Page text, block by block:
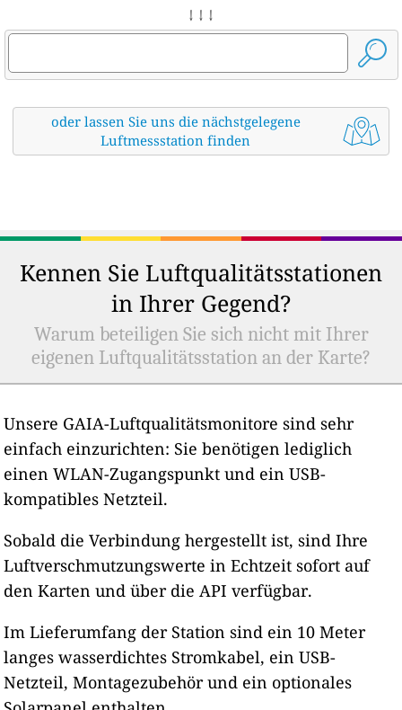
↓ ↓ ↓
oder lassen Sie uns die nächstgelegene
Luftmessstation finden
Kennen Sie Luftqualitätsstationen
in Ihrer Gegend?
Warum beteiligen Sie sich nicht mit Ihrer
eigenen Luftqualitätsstation an der Karte?
Unsere GAIA-Luftqualitätsmonitore sind sehr
einfach einzurichten: Sie benötigen lediglich
einen WLAN-Zugangspunkt und ein USB-
kompatibles Netzteil.
Sobald die Verbindung hergestellt ist, sind Ihre
Luftverschmutzungswerte in Echtzeit sofort auf
den Karten und über die API verfügbar.
Im Lieferumfang der Station sind ein 10 Meter
langes wasserdichtes Stromkabel, ein USB-
Netzteil, Montagezubehör und ein optionales